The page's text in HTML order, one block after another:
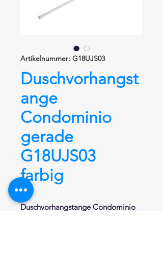
Artikelnummer: G18UJS03
Duschvorhangst
ange
Condominio
gerade
G18UJS03
farbig
DuschvorhangstangeCondominio